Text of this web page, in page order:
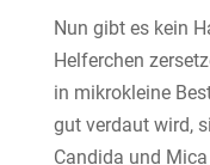
Nun gibt es kein
Helferchen
in mikrokleine
gut verdaut wird,
Candida und